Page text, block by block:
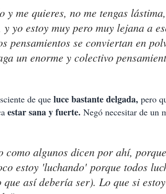
y me quieres, no me tengas
yo estoy muy pero muy lejana a
pensamientos se conviertan en
un enorme y colectivo
de que luce bastante delgada, pero
estar sana y fuerte. Negó necesitar de un
como algunos dicen por ahí,
estoy 'luchando' porque todos
que así debería ser). Lo que si